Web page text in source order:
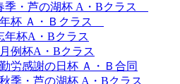
季・芦の湖杯 A・Bクラス
杯 Ａ・Ｂクラス
杯A・Bクラス
例杯A・Bクラス
労感謝の日杯 Ａ・Ｂ合同
季・芦の湖杯 A・Bクラス